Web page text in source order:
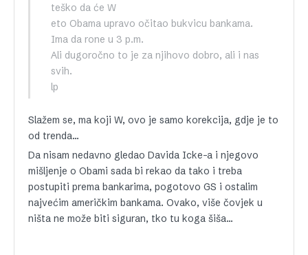
teško da će W
eto Obama upravo očitao bukvicu bankama.
Ima da rone u 3 p.m.
Ali dugoročno to je za njihovo dobro, ali i nas
svih.
lp
Slažem se, ma koji W, ovo je samo korekcija, gdje je to
od trenda…
Da nisam nedavno gledao Davida Icke-a i njegovo
mišljenje o Obami sada bi rekao da tako i treba
postupiti prema bankarima, pogotovo GS i ostalim
najvećim američkim bankama. Ovako, više čovjek u
ništa ne može biti siguran, tko tu koga šiša…